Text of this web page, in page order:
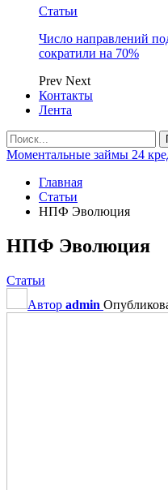
Статьи
Число направлений
сократили на 70%
Prev Next
Контакты
Лента
Моментальные займы 24
Главная
Статьи
НПФ Эволюция
НПФ Эволюция
Статьи
Автор admin